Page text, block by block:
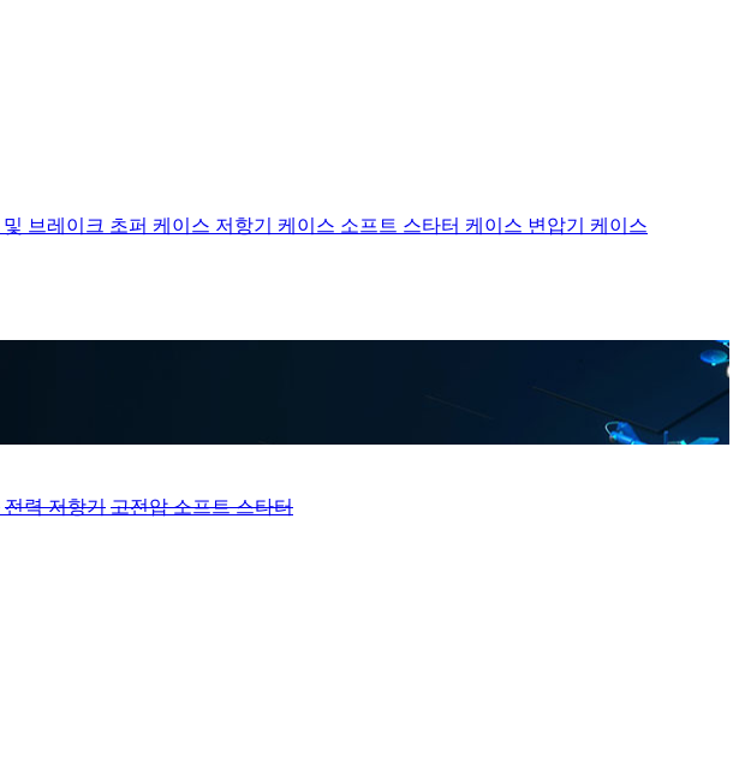
브레이크 초퍼 케이스 저항기 케이스 소프트 스타터 케이스 변압기 케이스
전력 저항기 고전압 소프트 스타터